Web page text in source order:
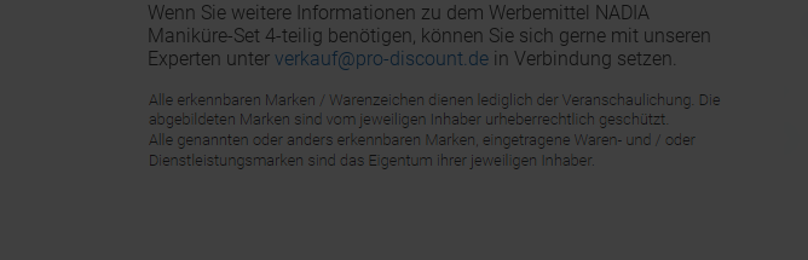
Wenn Sie weitere Informationen zu dem Werbemittel NADIA
Maniküre-Set 4-teilig benötigen, können Sie sich gerne mit unseren
Experten unter verkauf@pro-discount.dein Verbindung setzen.